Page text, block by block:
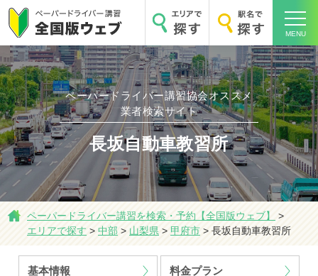
MENU
ホーム
エリアで探す
ペーパードライバー講習協会オススメ
業者検索サイト
長坂自動車教習所
ペーパードライバー講習を検索・予約【全国版ウェブ】
>
エリアで探す > 中部 > 山梨県 > 甲府市 > 長坂自動車教習所
基本情報 料金プラン